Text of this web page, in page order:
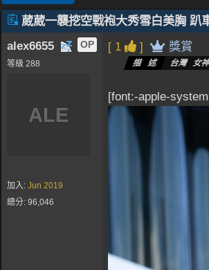
葳葳一襲挖空戰袍大秀雪白美胸 趴
alex6655 OP
等級 288
ALE
加入: Jun 2019
總分: 96,046
[ 1 ] 獎賞
描述 台灣 女
[font:-apple-